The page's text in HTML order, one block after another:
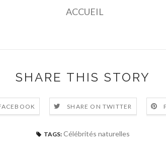
ACCUEIL
SHARE THIS STORY
SHARE ON TWITTER
TAGS: Célébrités naturelles